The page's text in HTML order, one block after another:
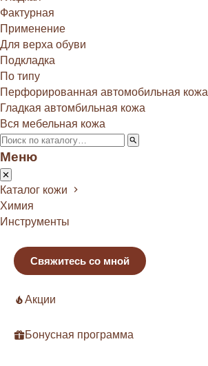
Фактурная
Применение
Для верха обуви
Подкладка
По типу
Перфорированная автомобильная кожа
Гладкая автомбильная кожа
Вся мебельная кожа
Меню
Каталог кожи
Химия
Инструменты
Свяжитесь со мной
Акции
Бонусная программа